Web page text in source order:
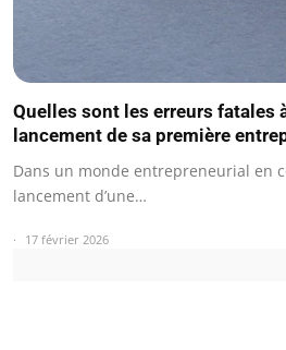
Quelles sont les erreurs fatales
lancement de sa première
Dans un monde entrepreneurial en
lancement d’une…
17 février 2026